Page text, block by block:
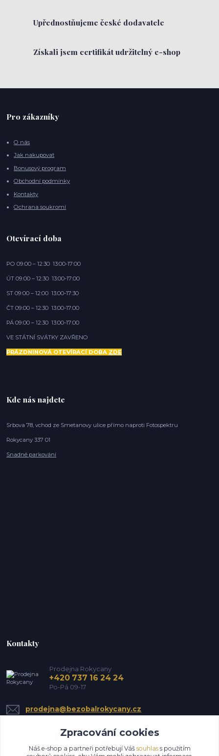
Upřednostňujeme české dodavatele
Získali jsem certifikát udržitelný e-shop
Pro zákazníky
O nás
Jak nakupovat
Bonusový program
Obchodní podmínky
Kontakty
Ochrana soukromí
Otevírací doba
PO 09:00 – 12:30 13:00-17:00
ÚT 09:00 – 12:30 13:00-17:00
ST 09:00 – 12:00 13:00-17:30
ČT 09:00 – 12:30 13:00-17:00
PÁ 09:00 – 12:30 13:00-17:00
VE STÁTNÍ SVÁTKY ZAVŘENO
PRÁZDNINOVÁ OTEVÍRACÍ DOBA ZDE
Kde nás najdete
Srbova 78, vchod ze Smetanovy ulice přímo naproti Fotospektru
Rokycany 337 01
Snadné parkování
Kontakty
Prodejna Rokycany
+420 737 16 24 24
Po-Pá 09-17
prodejna@bezobalrokycany.cz
Zpracování cookies
Náš e-shop a partneři potřebují Váš souhlass použitím